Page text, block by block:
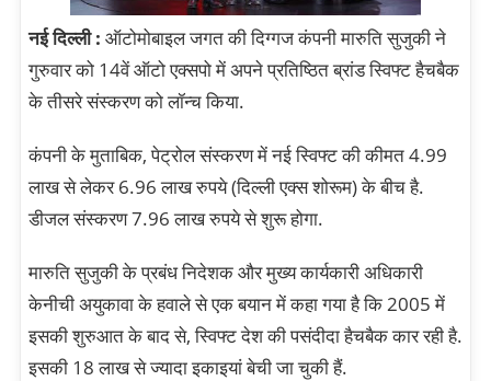
नई दिल्ली : ऑटोमोबाइल जगत की दिग्गज कंपनी मारुति सुजुकी ने
गुरुवार को 14वें ऑटो एक्सपो में अपने प्रतिष्ठित ब्रांड स्विफ्ट हैचबैक
के तीसरे संस्करण को लॉन्च किया.
कंपनी के मुताबिक, पेट्रोल संस्करण में नई स्विफ्ट की कीमत 4.99
लाख से लेकर 6.96 लाख रुपये (दिल्ली एक्स शोरूम) के बीच है.
डीजल संस्करण 7.96 लाख रुपये से शुरू होगा.
मारुति सुजुकी के प्रबंध निदेशक और मुख्य कार्यकारी अधिकारी
केनीची अयुकावा के हवाले से एक बयान में कहा गया है कि 2005 में
इसकी शुरुआत के बाद से, स्विफ्ट देश की पसंदीदा हैचबैक कार रही है.
इसकी 18 लाख से ज्यादा इकाइयां बेची जा चुकी हैं.